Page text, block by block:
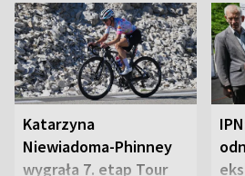
„Antka Rozpylacza”
Katarzyna
Niewiadoma-Phinney
wygrała 7. etap Tour